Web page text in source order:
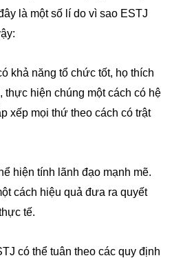
là một số lí do vì sao ESTJ
khả năng tổ chức tốt, họ thích
thực hiện chúng một cách có hệ
xếp mọi thứ theo cách có trật
hiện tính lãnh đạo mạnh mẽ.
cách hiệu quả đưa ra quyết
tế.
có thể tuân theo các quy định